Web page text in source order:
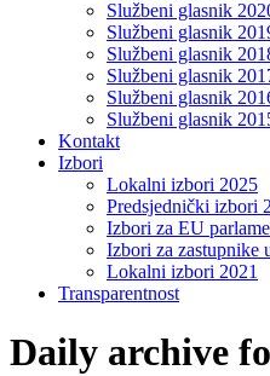
Službeni glasnik
Službeni glasnik
Službeni glasnik
Službeni glasnik
Službeni glasnik
Službeni glasnik
Kontakt
Izbori
Lokalni izbori 2025
Predsjednički izbori
Izbori za EU
Izbori za zastupnike
Lokalni izbori 2021
Transparentnost
Daily archive